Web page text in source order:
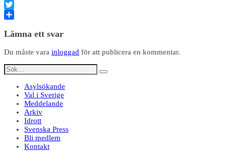
Facebook
Twitter
Lämna ett svar
Du måste vara inloggad för att publicera en kommentar.
Asylsökande
Val i Sverige
Meddelande
Arkiv
Idrott
Svenska Press
Bli medlem
Kontakt